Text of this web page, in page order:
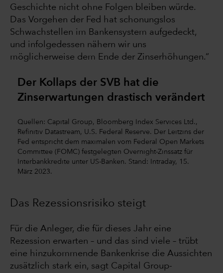
Geschichte nicht ohne Folgen bleiben würde.
Das Vorgehen der Fed hat schonungslos
Schwachstellen im Bankensystem aufgedeckt,
und infolgedessen nähern wir uns
möglicherweise dem Ende der Zinserhöhungen.“
Der Kollaps der SVB hat die
Zinserwartungen drastisch verändert
Quellen: Capital Group, Bloomberg Index Services Ltd.,
Refinitiv Datastream, U.S. Federal Reserve. Der Leitzins der
Fed entspricht dem maximalen vom Federal Open Markets
Committee (FOMC) festgelegten Overnight-Zinssatz für
Interbankkredite unter US-Banken. Stand: Intraday, 15.
März 2023.
Das Rezessionsrisiko steigt
Für die Anleger, die für dieses Jahr eine
Rezession erwarten – und das sind viele – trübt
eine hinzukommende Bankenkrise die Aussichten
zusätzlich stark ein, sagt Capital Group-